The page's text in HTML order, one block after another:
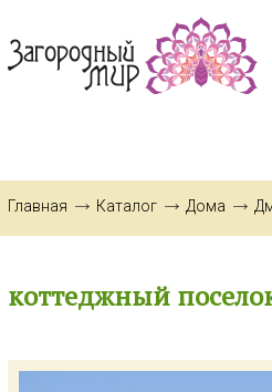
Главная Каталог Дома
коттеджный